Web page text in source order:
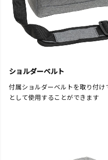
ショルダーベルト
付属ショルダーベルトを取り付け
として使用することができます